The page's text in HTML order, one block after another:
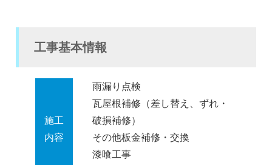
工事基本情報
施工
内容
雨漏り点検
瓦屋根補修（差し替え、ずれ・
破損補修）
その他板金補修・交換
漆喰工事